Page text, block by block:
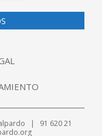
| 91 620 21